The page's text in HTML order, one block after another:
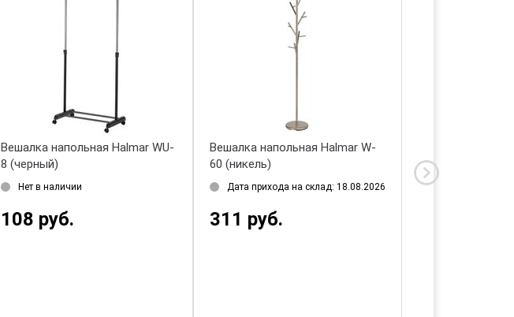
Вешалка напольная Halmar WU-
8 (черный)
Нет в наличии
108 руб.
Вешалка напольная Halmar W-
60 (никель)
Дата прихода на склад: 18.08.2026
311 руб.
24 (хром)